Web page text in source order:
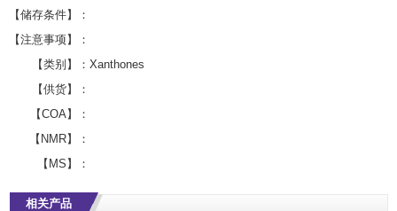
【储存条件】：
【注意事项】：
【类别】： Xanthones
【供货】：
【COA】：
【NMR】：
【MS】：
相关产品